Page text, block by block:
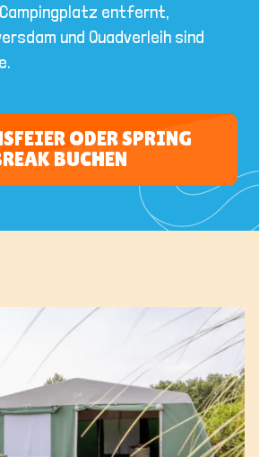
entfernt,
und Quadverleih sind
ODER SPRING
BUCHEN